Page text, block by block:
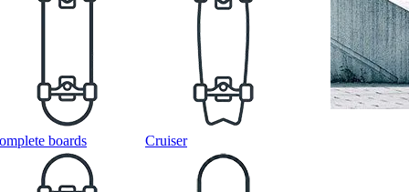
boards Cruiser